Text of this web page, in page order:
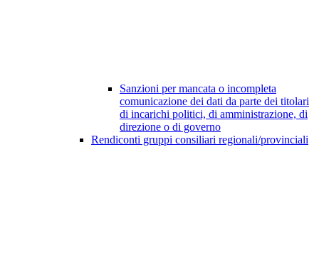
Sanzioni per mancata o incompleta
comunicazione dei dati da parte dei titolari
di incarichi politici, di amministrazione, di
direzione o di governo
Rendiconti gruppi consiliari regionali/provinciali